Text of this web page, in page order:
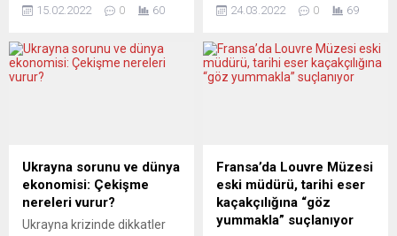
”ittifak ve...
Rusya ve Ukrayna
nedeniyle başta ABD olmak
üzere bazı ülkelerin,
bir adım olduğunu bildirdi.
Alexander Schallenberg,
Rusya-Ukrayna gerilimine
açıklamalarda bulundu.
15.02.2022 0 60
Moskova’daki bir mahkeme
karşıtına ağırlaştırılmış
koşullar altında 9 yıllık başka
CONVERSATION (Fransa)
RUSLARIN HUKUK
NORMLARINI BÜKME
SANATI Tarihçi Andreï
Kozovoï, Navalnıy’nın
24.03.2022 0 69
Ukrayna sorunu ve dünya
ekonomisi: Çekişme
nereleri vurur?
Ukrayna krizinde dikkatler
Fransa’da Louvre Müzesi
eski müdürü, tarihi eser
kaçakçılığına “göz
yummakla” suçlanıyor